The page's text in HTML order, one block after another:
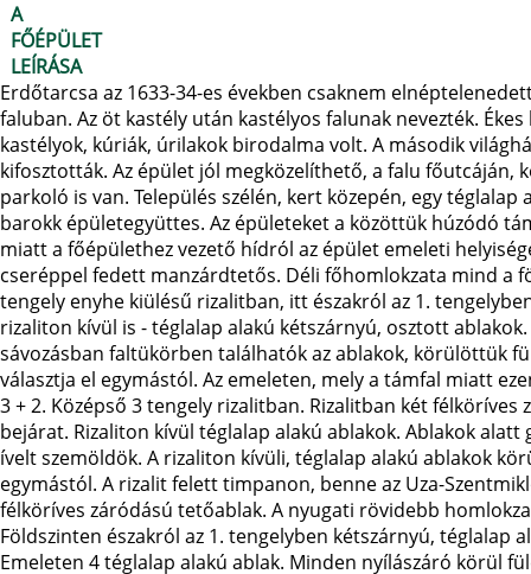
A
FŐÉPÜLET
LEÍRÁSA
Erdőtarcsa az 1633-34-es években csaknem
faluban. Az öt kastély után kastélyos falunak nevezték.
kastélyok, kúriák, úrilakok birodalma volt. A második
kifosztották. Az épület jól megközelíthető, a falu főutcáján,
parkoló is van. Település szélén, kert közepén, egy
barokk épületegyüttes. Az épületeket a közöttük húzódó
miatt a főépülethez vezető hídról az épület emeleti
cseréppel fedett manzárdtetős. Déli főhomlokzata mind a
tengely enyhe kiülésű rizalitban, itt északról az 1.
rizaliton kívül is - téglalap alakú kétszárnyú, osztott
sávozásban faltükörben találhatók az ablakok, körülöttük
választja el egymástól. Az emeleten, mely a támfal miatt
3 + 2. Középső 3 tengely rizalitban. Rizalitban két
bejárat. Rizaliton kívül téglalap alakú ablakok. Ablakok
ívelt szemöldök. A rizaliton kívüli, téglalap alakú ablakok
egymástól. A rizalit felett timpanon, benne az Uza-
félköríves záródású tetőablak. A nyugati rövidebb
Földszinten északról az 1. tengelyben kétszárnyú,
Emeleten 4 téglalap alakú ablak. Minden nyílászáró körül